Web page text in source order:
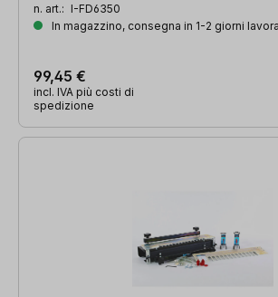
n. art.: I-FD6350
In magazzino, consegna in 1-2 giorni
99,45 €
incl. IVA più costi di
spedizione